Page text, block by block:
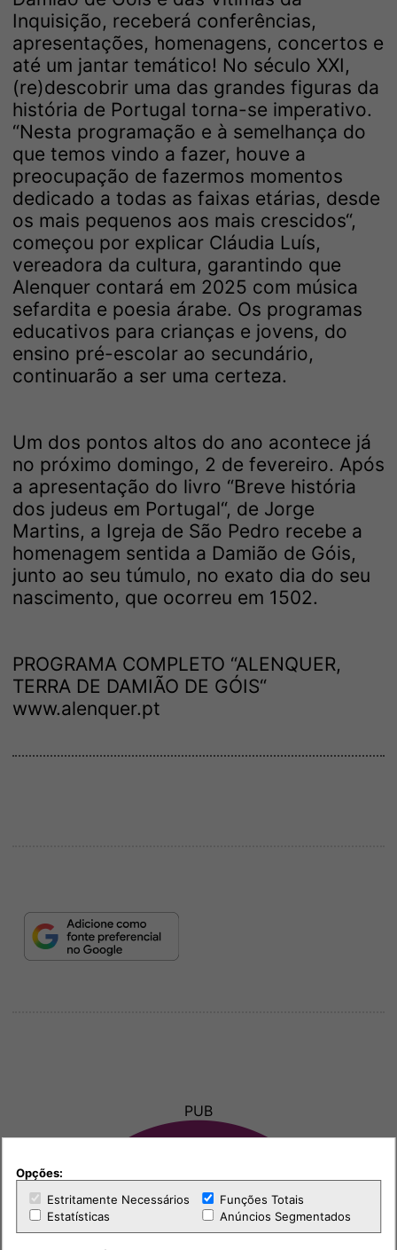
Inquisição, receberá conferências,
apresentações, homenagens, concertos e
até um jantar temático! No século XXI,
(re)descobrir uma das grandes figuras da
história de Portugal torna-se imperativo.
“Nesta programação e à semelhança do
que temos vindo a fazer, houve a
preocupação de fazermos momentos
dedicado a todas as faixas etárias, desde
os mais pequenos aos mais crescidos“,
começou por explicar Cláudia Luís,
vereadora da cultura, garantindo que
Alenquer contará em 2025 com música
sefardita e poesia árabe. Os programas
educativos para crianças e jovens, do
ensino pré-escolar ao secundário,
continuarão a ser uma certeza.
Um dos pontos altos do ano acontece já
no próximo domingo, 2 de fevereiro. Após
a apresentação do livro “Breve história
dos judeus em Portugal“, de Jorge
Martins, a Igreja de São Pedro recebe a
homenagem sentida a Damião de Góis,
junto ao seu túmulo, no exato dia do seu
nascimento, que ocorreu em 1502.
PROGRAMA COMPLETO “ALENQUER,
TERRA DE DAMIÃO DE GÓIS“
www.alenquer.pt
PUB
Opções:
Estritamente Necessários
Funções Totais
Estatísticas
Anúncios Segmentados